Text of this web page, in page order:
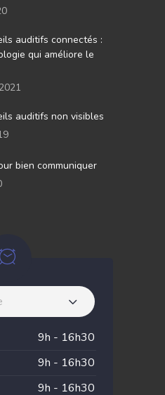
auditifs connectés :
qui améliore le
auditifs non visibles
bien communiquer
9h - 16h30
9h - 16h30
9h - 16h30